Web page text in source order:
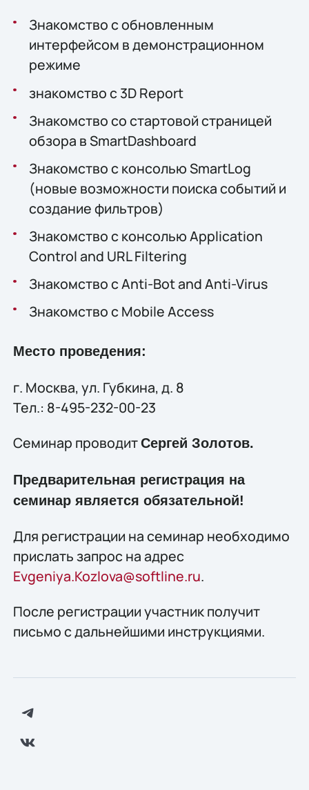
Знакомство с обновлeнным
интерфейсом в демонстрационном
режиме
знакомство с 3D Report
Знакомство со стартовой страницей
обзора в SmartDashboard
Знакомство с консолью SmartLog
(новые возможности поиска событий и
создание фильтров)
Знакомство с консолью Application
Control and URL Filtering
Знакомство с Anti-Bot and Anti-Virus
Знакомство с Mobile Access
Место проведения:
г. Москва, ул. Губкина, д. 8
Тел.: 8-495-232-00-23
Семинар проводитСергей Золотов.
Предварительная регистрация на
семинар является обязательной!
Для регистрации на семинар необходимо
прислать запрос на адрес
Evgeniya.Kozlova@softline.ru.
После регистрации участник получит
письмо с дальнейшими инструкциями.